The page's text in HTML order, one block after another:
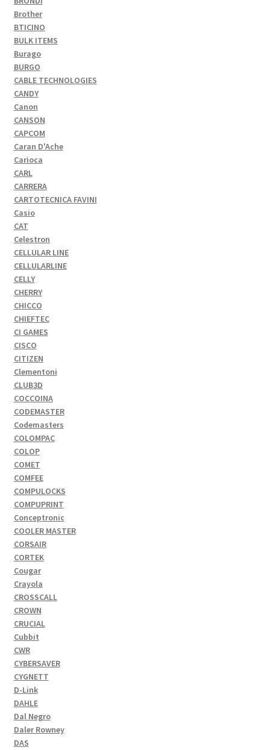
Brother
BTICINO
BULK ITEMS
Burago
BURGO
CABLE TECHNOLOGIES
CANDY
Canon
CANSON
CAPCOM
Caran D'Ache
Carioca
CARL
CARRERA
CARTOTECNICA FAVINI
Casio
CAT
Celestron
CELLULAR LINE
CELLULARLINE
CELLY
CHERRY
CHICCO
CHIEFTEC
CI GAMES
CISCO
CITIZEN
Clementoni
CLUB3D
COCCOINA
CODEMASTER
Codemasters
COLOMPAC
COLOP
COMET
COMFEE
COMPULOCKS
COMPUPRINT
Conceptronic
COOLER MASTER
CORSAIR
CORTEK
Cougar
Crayola
CROSSCALL
CROWN
CRUCIAL
Cubbit
CWR
CYBERSAVER
CYGNETT
D-Link
DAHLE
Dal Negro
Daler Rowney
DAS